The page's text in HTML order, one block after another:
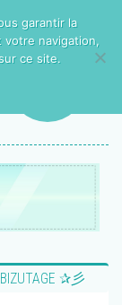
✰彡
garantir la
votre navigation,
ce site.